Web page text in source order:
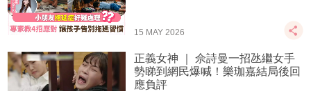
15 MAY 2026
正義女神 ｜ 佘詩曼一招氹繼女手
勢睇到網民爆喊！樂珈嘉結局後回
應負評